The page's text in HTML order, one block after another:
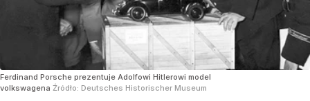
Ferdinand Porsche prezentuje Adolfowi Hitlerowi model
volkswagena Źródło: Deutsches Historischer Museum